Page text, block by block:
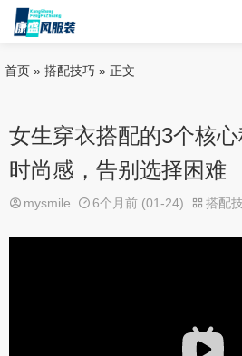
首页 » 搭配技巧 » 正文
女生穿衣搭配的3个核
时尚感，告别选择困难
mysmile 6个月前 (01-24) 搭配